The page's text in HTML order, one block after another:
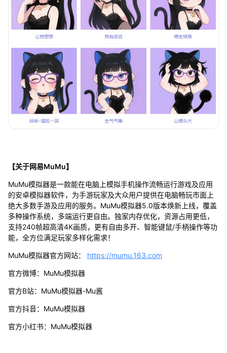
【关于网易MuMu】
MuMu模拟器是一款能在电脑上模拟手机操作流畅运行游戏及应用
的安卓模拟器软件，为手游玩家及大众用户提供在电脑畅玩市面上
绝大多数手游及应用的服务。MuMu模拟器5.0版本焕新上线，覆盖
多种操作系统，多端运行更自由。独家内存优化，资源占用更低，
支持240帧超高清4K画质，更有自由多开、智能键鼠/手柄操作等功
能，全方位满足玩家多样化需求！
MuMu模拟器官方网站： https://mumu.163.com
官方微博：MuMu模拟器
官方B站：MuMu模拟器-Mu酱
官方抖音：MuMu模拟器
官方小红书：MuMu模拟器